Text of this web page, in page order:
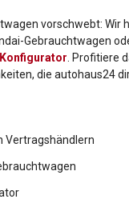
vorschwebt: Wir
-Gebrauchtwagen
. Profitiere
die autohaus24
Vertragshändlern